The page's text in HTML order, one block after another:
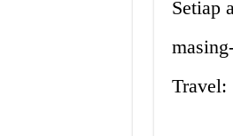
Setiap
Travel: